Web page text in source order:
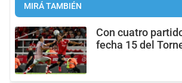
MIRÁ TAMBIÉN
Con cuatro
fecha 15 del